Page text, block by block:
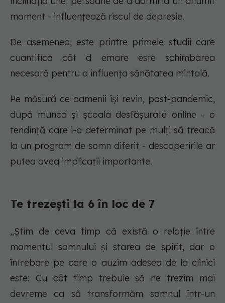
moment - influențează riscul de depresie.
De asemenea, este printre primele studii care
cuantifică cât d emare este schimbarea
necesară pentru a influența sănătatea mintală.
Pe măsură ce oamenii își revin, post-pandemic,
după munca și școala desfășurate online - o
tendință care i-a determinat pe mulți să treacă
la un program de somn diferit - descoperirile ar
putea avea implicații importante.
Te trezești la 6 în loc de 7
„Știm de ceva timp că există o relație între
momentul somnului și starea de spirit, dar o
întrebare pe care o auzim adesea de la clinici
este: Cu cât timp trebuie să ne trezim mai
devreme ca să transformăm somnul într-un